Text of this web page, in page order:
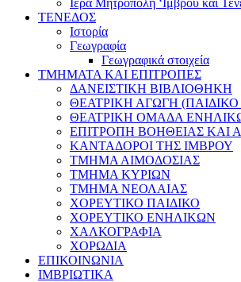
Ιερά Μητρόπολη ‘Ιμβρου και
ΤΕΝΕΔΟΣ
Ιστορία
Γεωγραφία
Γεωγραφικά στοιχεία
ΤΜΗΜΑΤΑ ΚΑΙ ΕΠΙΤΡΟΠΕΣ
ΔΑΝΕΙΣΤΙΚΗ ΒΙΒΛΙΟΘΗΚΗ
ΘΕΑΤΡΙΚΗ ΑΓΩΓΗ
ΘΕΑΤΡΙΚΗ ΟΜΑΔΑ
ΕΠΙΤΡΟΠΗ ΒΟΗΘΕΙΑΣ ΚΑΙ
ΚΑΝΤΑΔΟΡΟΙ ΤΗΣ ΙΜΒΡΟΥ
ΤΜΗΜΑ ΑΙΜΟΔΟΣΙΑΣ
ΤΜΗΜΑ ΚΥΡΙΩΝ
ΤΜΗΜΑ ΝΕΟΛΑΙΑΣ
ΧΟΡΕΥΤΙΚΟ ΠΑΙΔΙΚΟ
ΧΟΡΕΥΤΙΚΟ ΕΝΗΛΙΚΩΝ
ΧΑΛΚΟΓΡΑΦΙΑ
ΧΟΡΩΔΙΑ
ΕΠΙΚΟΙΝΩΝΙΑ
ΙΜΒΡΙΩΤΙΚΑ